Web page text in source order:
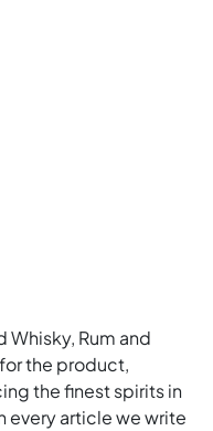
Rum and
the product,
the finest spirits in
every article we write